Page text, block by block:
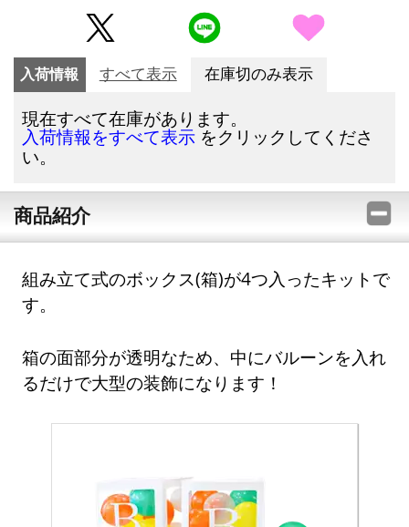
入荷情報 すべて表示 在庫切のみ表示
現在すべて在庫があります。
入荷情報をすべて表示 をクリックしてくださ
い。
商品紹介
組み立て式のボックス(箱)が4つ入ったキットで
す。
箱の面部分が透明なため、中にバルーンを入れ
るだけで大型の装飾になります！